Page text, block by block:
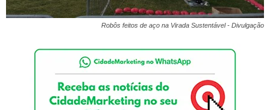
Robôs feitos de aço na Virada Sustentável - Divulgação